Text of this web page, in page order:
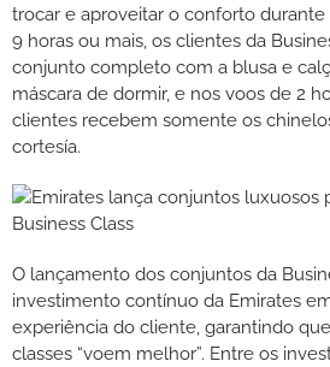
trocar e aproveitar o conforto
9 horas ou mais, os clientes da
conjunto completo com a blusa e
máscara de dormir, e nos voos de 2
clientes recebem somente os
cortesía.
O lançamento dos conjuntos da
investimento contínuo da Emirates
experiência do cliente, garantindo
classes “voem melhor”. Entre os